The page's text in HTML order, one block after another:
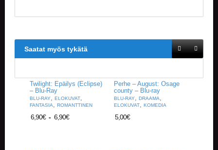
Saatat myös tykätä
Twilight: Epäilys (Eclipse)
– Blu-Ray
BLU-RAY, ELOKUVAT,
FANTASIA, ROMANTTINEN
6,90€ - 6,90€
Perhe – August: Osage
county – Blu-ray
BLU-RAY, DRAAMA,
ELOKUVAT, KOMEDIA
5,00€